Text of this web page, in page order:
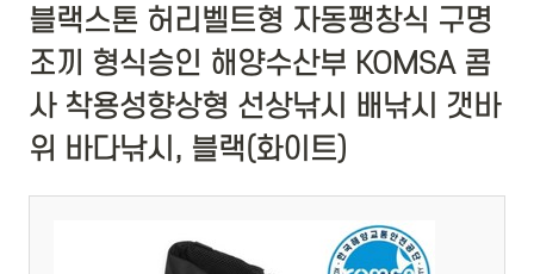
블랙스톤 허리벨트형 자동팽창식 구명
조끼 형식승인 해양수산부 KOMSA 콤
사 착용성향상형 선상낚시 배낚시 갯바
위 바다낚시, 블랙(화이트)